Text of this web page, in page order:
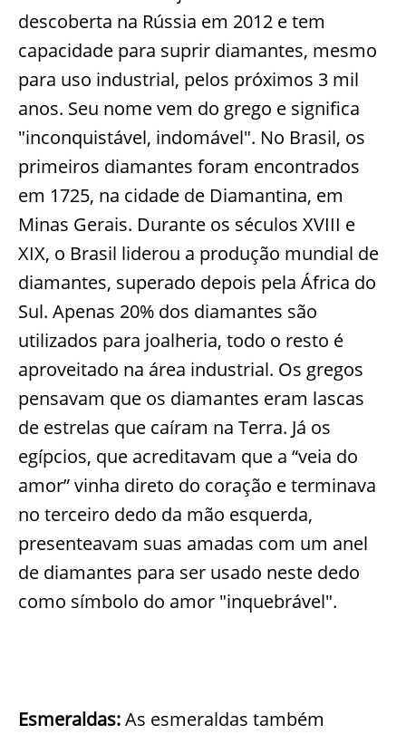
descoberta na Rússia em 2012 e tem
capacidade para suprir diamantes, mesmo
para uso industrial, pelos próximos 3 mil
anos. Seu nome vem do grego e significa
"inconquistável, indomável". No Brasil, os
primeiros diamantes foram encontrados
em 1725, na cidade de Diamantina, em
Minas Gerais. Durante os séculos XVIII e
XIX, o Brasil liderou a produção mundial de
diamantes, superado depois pela África do
Sul. Apenas 20% dos diamantes são
utilizados para joalheria, todo o resto é
aproveitado na área industrial. Os gregos
pensavam que os diamantes eram lascas
de estrelas que caíram na Terra. Já os
egípcios, que acreditavam que a “veia do
amor” vinha direto do coração e terminava
no terceiro dedo da mão esquerda,
presenteavam suas amadas com um anel
de diamantes para ser usado neste dedo
como símbolo do amor "inquebrável".
Esmeraldas:As esmeraldas também